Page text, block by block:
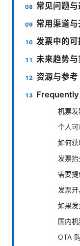
常见问题
常用渠道
发票中的
未来趋势
资源与参考
机票发
个人可
如何获
发票抬
需要提
发票开
如果发
国内机
OTA